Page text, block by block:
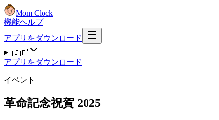
Mom Clock
機能ヘルプ
アプリをダウンロード
🇯🇵
アプリをダウンロード
イベント
革命記念祝賀 2025